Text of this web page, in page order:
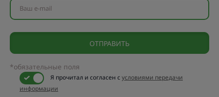
Ваш e-mail
*обязательные поля
Я прочитал и согласен сусловиями передачи
информации